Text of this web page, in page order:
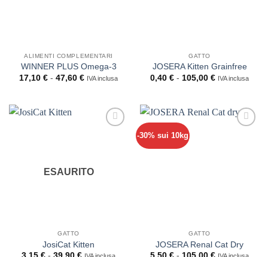
ALIMENTI COMPLEMENTARI
WINNER PLUS Omega-3
17,10 € - 47,60 €Fascia
17,10 €
47,60 €
IVA inclusa
GATTO
JOSERA Kitten Grainfree
0,40 € - 105,00 €Fascia
0,40 €
a
105,00 €
IVA inclusa
ESAURITO
GATTO
JosiCat Kitten
Fascia
-30% sui 10kg
GATTO
JOSERA Renal Cat Dry
Fascia